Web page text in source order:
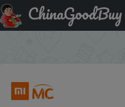
Придбати по знижці $3/169
Smart 4A 32" Global Version
ChinaGoodBuy